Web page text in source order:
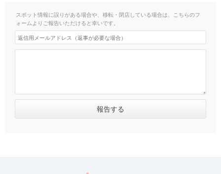
スポット情報に誤りがある場合や、移転・閉店している場合は、こちらのフ
ォームよりご報告いただけると幸いです。